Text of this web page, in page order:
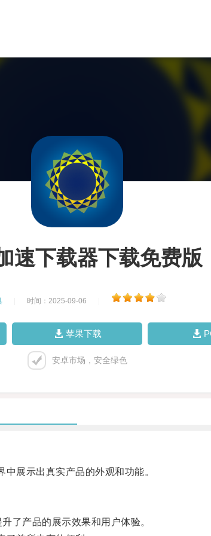
速下载器下载免费版
时间：2025-09-06
苹果下载
安卓市场，安全绿色
展示出真实产品的外观和功能。
产品的展示效果和用户体验。